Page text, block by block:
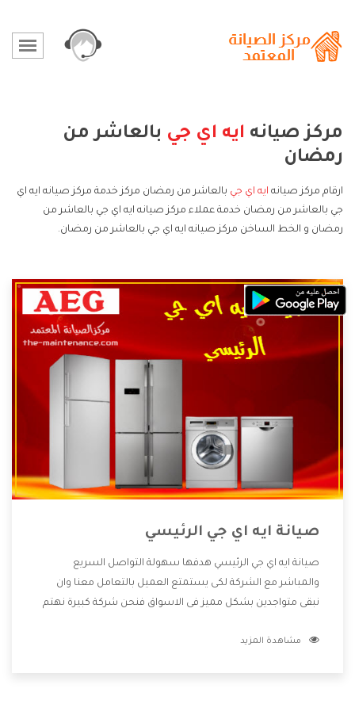
مركز صيانه ايه اي جي بالعاشر من
رمضان
ارقام مركز صيانه ايه اي جي بالعاشر من رمضان مركز خدمة مركز صيانه ايه اي
جي بالعاشر من رمضان خدمة عملاء مركز صيانه ايه اي جي بالعاشر من
رمضان و الخط الساخن مركز صيانه ايه اي جي بالعاشر من رمضان.
صيانة ايه اي جي الرئيسي
صيانة ايه اي جي الرئيسي هدفها سهولة التواصل السريع
والمباشر مع الشركة لكى يستمتع العميل بالتعامل معنا وان
نبقى متواجدين بشكل مميز فى الاسواق فنحن شركة كبيرة نهتم
الشركة بها والتى تكون منها خدمة الصيانة التى تكون من أهم
مشاهدة المزيد